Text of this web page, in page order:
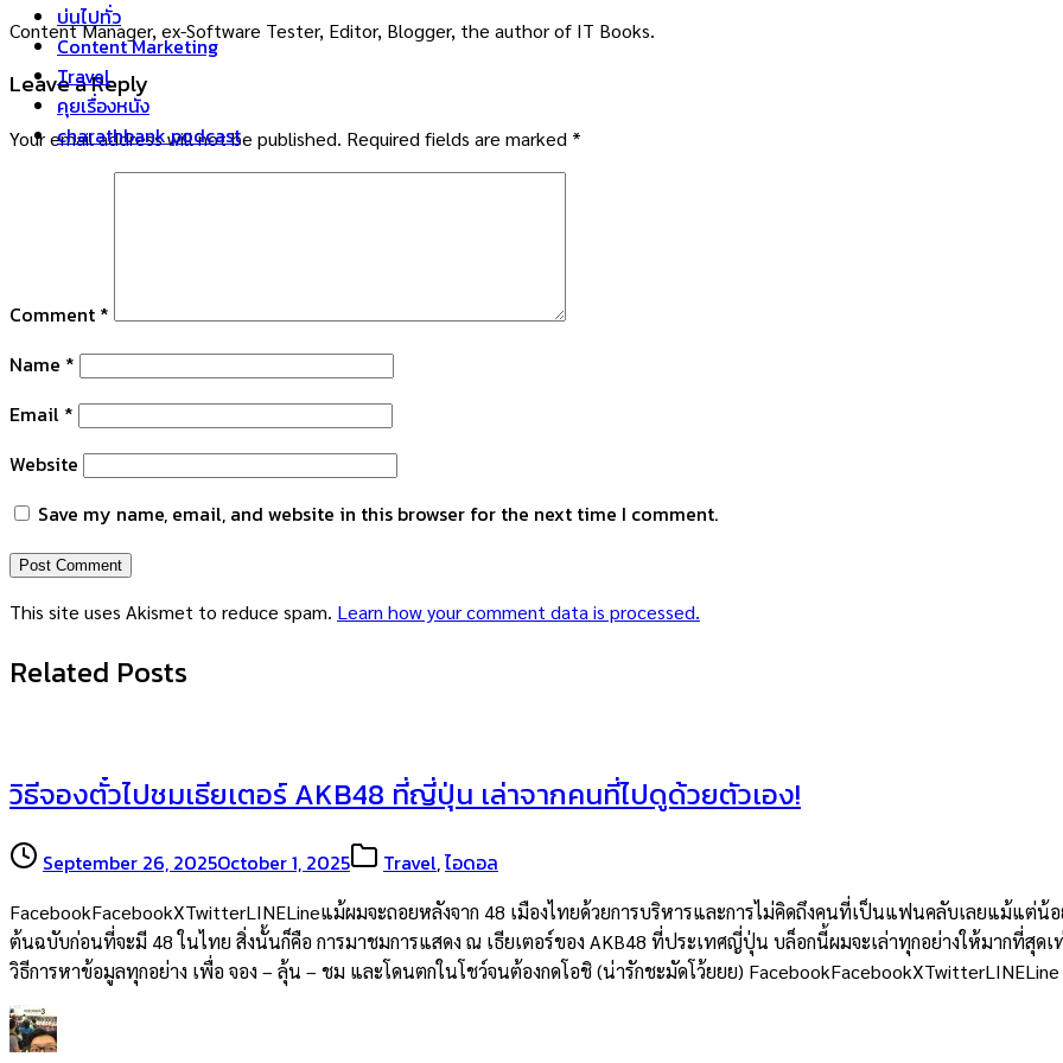
บ่นไปทั่ว
Content Marketing
Travel
คุยเรื่องหนัง
charathbank podcast
Content Manager, ex-Software Tester, Editor, Blogger, the author of IT Books.
Leave a Reply
Your email address will not be published. Required fields are marked *
Comment *
Name *
Email *
Website
Save my name, email, and website in this browser for the next time I comment.
This site uses Akismet to reduce spam. Learn how your comment data is processed.
Related Posts
วิธีจองตั๋วไปชมเธียเตอร์ AKB48 ที่ญี่ปุ่น เล่าจากคนที่ไปดูด้วยตัวเอง!
September 26, 2025October 1, 2025 Travel,ไอดอล
FacebookFacebookXTwitterLINELineแม้ผมจะถอยหลังจาก 48 เมืองไทยด้วยการบริหารและการไม่คิดถึงคนที่เป็นแฟนคลับเลยแม้แต่น้
ต้นฉบับก่อนที่จะมี 48 ในไทย สิ่งนั้นก็คือ การมาชมการแสดง ณ เธียเตอร์ของ AKB48 ที่ประเทศญี่ปุ่น บล็อกนี้ผมจะเล่าทุกอย่างให้มากที่สุด
วิธีการหาข้อมูลทุกอย่าง เพื่อ จอง – ลุ้น – ชม และโดนตกในโชว์จนต้องกดโอชิ (น่ารักชะมัดโว้ยยย) FacebookFacebookXTwitterLINELine